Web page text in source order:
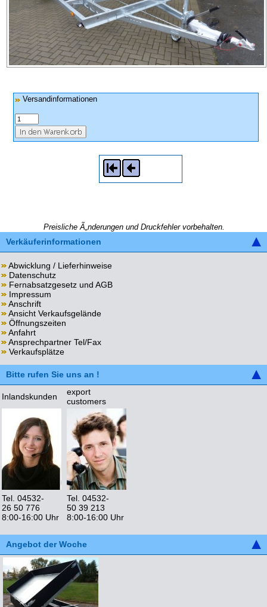
Versandinformationen
Preisliche Ã„nderungen und Druckfehler vorbehalten.
Verkäuferinformationen
Abwicklung / Lieferhinweise
Datenschutz
Fernabsatzgesetz und AGB
Impressum
Anschrift
Ansicht Verkaufsgelände
Öffnungszeiten
Anfahrt
Ansprechpartner Tel/Fax
Verkaufsplätze
Bitte rufen Sie uns an !
Inlandskunden
export
customers
Tel. 04532-
26 50 776
8:00-16:00 Uhr
Tel. 04532-
50 39 213
8:00-16:00 Uhr
Angebot der Woche